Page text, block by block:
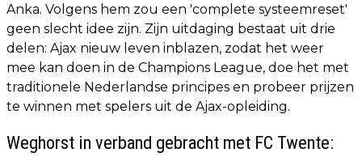
Anka. Volgens hem zou een 'complete systeemreset'
geen slecht idee zijn. Zijn uitdaging bestaat uit drie
delen: Ajax nieuw leven inblazen, zodat het weer
mee kan doen in de Champions League, doe het met
traditionele Nederlandse principes en probeer prijzen
te winnen met spelers uit de Ajax-opleiding.
Weghorst in verband gebracht met FC Twente: